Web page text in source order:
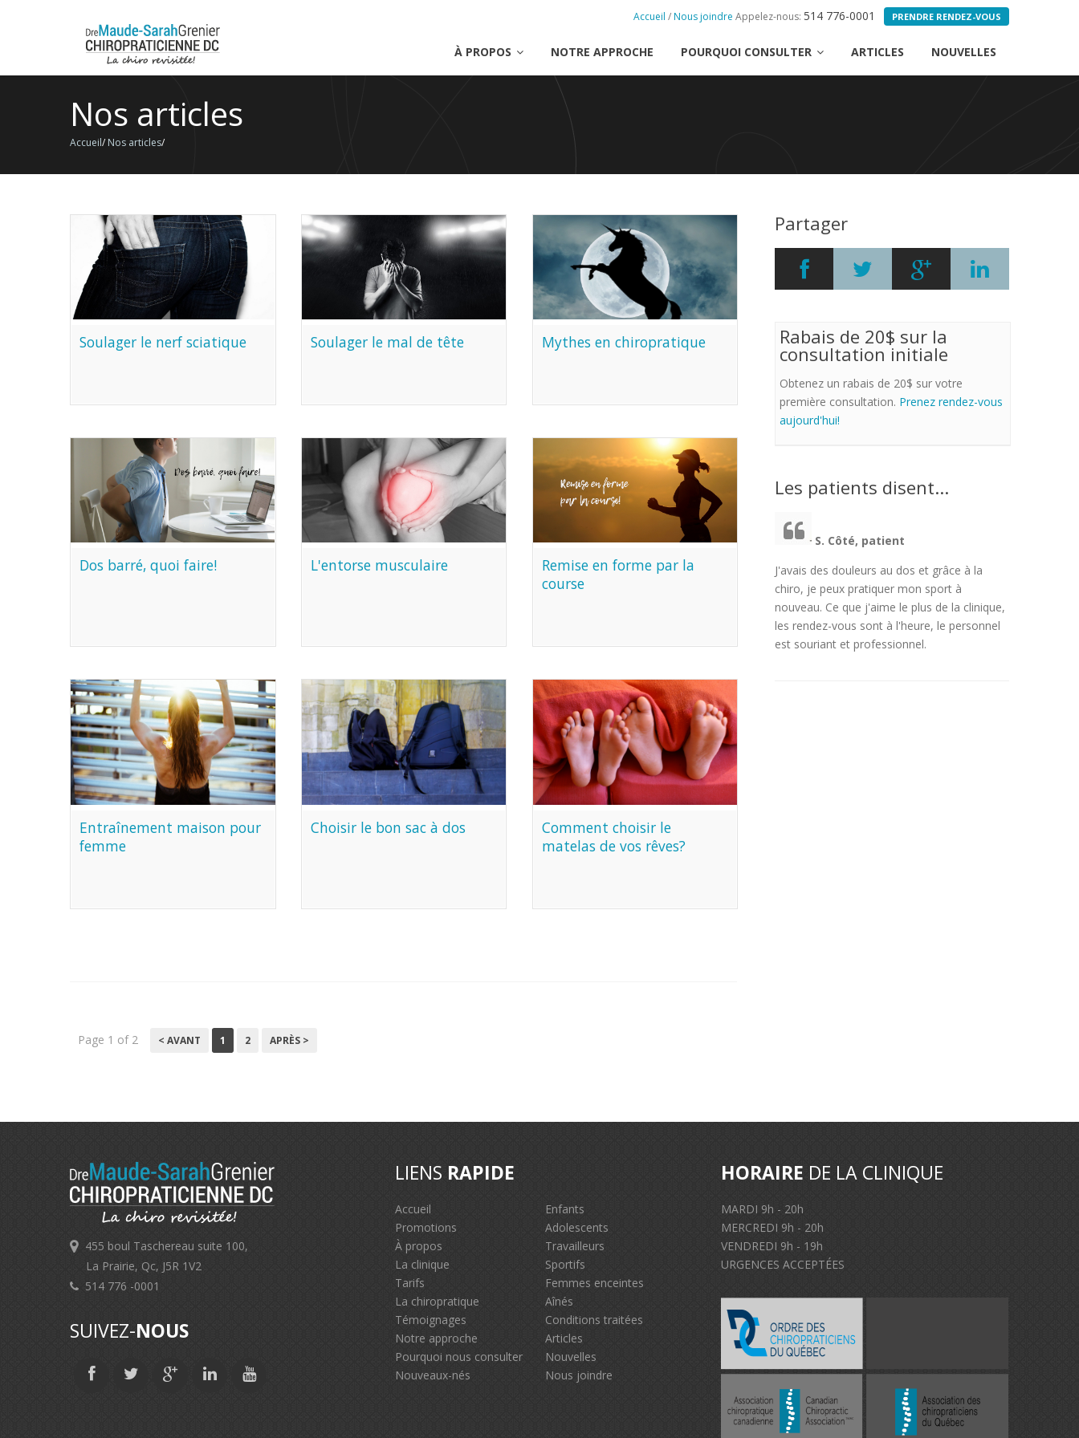
Accueil /Nous joindre Appelez-nous: 514 776-0001 PRENDRE RENDEZ-VOUS
À PROPOS NOTRE APPROCHE POURQUOI CONSULTER ARTICLES NOUVELLES
Nos articles
Accueil/ Nos articles/
Soulager le nerf sciatique Soulager le mal de tête Mythes en chiropratique
Dos barré, quoi faire! L'entorse musculaire
Remise en forme par la
course
Entraînement maison pour
femme
Choisir le bon sac à dos
Comment choisir le
matelas de vos rêves?
Page 1 of 2 < AVANT 1 2 APRÈS >
Partager
Rabais de 20$ sur la
consultation initiale
Obtenez un rabais de 20$ sur votre
première consultation. Prenez rendez-vous
aujourd'hui!
Les patients disent...
S. Côté, patient
J'avais des douleurs au dos et grâce à la
chiro, je peux pratiquer mon sport à
nouveau. Ce que j'aime le plus de la clinique,
les rendez-vous sont à l'heure, le personnel
est souriant et professionnel.
455 boul Taschereau suite 100,
La Prairie, Qc, J5R 1V2
514 776 -0001
SUIVEZ-NOUS
LIENS RAPIDE
Accueil
Promotions
À propos
La clinique
Tarifs
La chiropratique
Témoignages
Notre approche
Pourquoi nous consulter
Nouveaux-nés
Enfants
Adolescents
Travailleurs
Sportifs
Femmes enceintes
Aînés
Conditions traitées
Articles
Nouvelles
Nous joindre
HORAIRE DE LA CLINIQUE
MARDI 9h - 20h
MERCREDI 9h - 20h
VENDREDI 9h - 19h
URGENCES ACCEPTÉES